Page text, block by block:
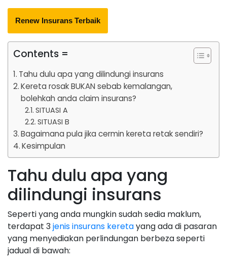
Renew Insurans Terbaik
Contents =
Tahu dulu apa yang dilindungi insurans
Kereta rosak BUKAN sebab kemalangan,
bolehkah anda claim insurans?
SITUASI A
SITUASI B
Bagaimana pula jika cermin kereta retak sendiri?
Kesimpulan
Tahu dulu apa yang
dilindungi insurans
Seperti yang anda mungkin sudah sedia maklum,
terdapat 3jenis insurans keretayang ada di pasaran
yang menyediakan perlindungan berbeza seperti
jadual di bawah: